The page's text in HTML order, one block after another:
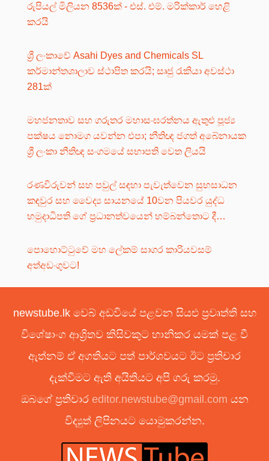
රුපියල් මිලියන 8536ක් - එස්. එම්. මරික්කාර් හෙළි
කරයි
ශ්‍රී ලංකාවේ Asahi Dyes and Chemicals SL
කර්මාන්තශාලාව ස්ථාපිත කරයි; සෘජු රැකියා අවස්ථා
281ක්
මහජනතාව සහ ගරුතර මහාසංඝරත්නය ඇතුළු පූජ්‍ය
පක්ෂය නොමග යවන්න එපා; නීතිඥ ජගත් අබේනායක
ශ්‍රී ලංකා නීතිඥ සංගමයේ සභාපති වෙත ලියයි
රණවිරුවන් සහ පවුල් සඳහා පැවැත්වෙන සුභසාධන
කඳවුර සහ වෛද්‍ය සායනයේ 10වන පියවර යුද්ධ
හමුදාධිපති ගේ ප්‍රධානත්වයෙන් හම්බන්තොට දී…
පොහොට්ටුවේ මහ ලේකම් සාගර කාරියවසම්
අත්අඩංගුවට!
newstube.lk වෙබ් අඩවියේ පළවන සියළු ප්‍රවෘත්ති සහ
විශේෂාංග ආශ්‍රිතව කිසිවකුට හානිකර යමක් පළ වී
ඇත්නම් ඒ අගතියට පත් පාර්ශවයට ඊට ප්‍රතිචාර
දැක්වීමට ඇති අයිතියට අපි ගරු කරමු.
ඔබගේ ප්‍රතිචාර editor.newstube@gmail.com යන
විද්‍යුත් ලිපිනයට යොමුකරන්න.